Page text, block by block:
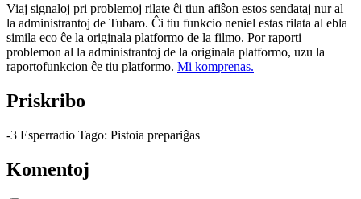
Viaj signaloj pri problemoj rilate ĉi tiun afiŝon estos sendataj nur al
la administrantoj de Tubaro. Ĉi tiu funkcio neniel estas rilata al ebla
simila eco ĉe la originala platformo de la filmo. Por raporti
problemon al la administrantoj de la originala platformo, uzu la
raportofunkcion ĉe tiu platformo. Mi komprenas.
Priskribo
-3 Esperradio Tago: Pistoia prepariĝas
Komentoj